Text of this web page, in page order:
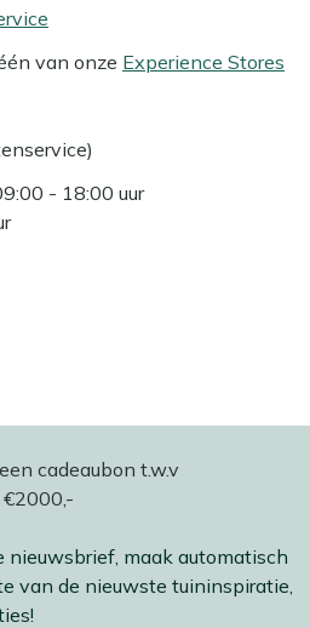
van onze Experience Stores
- 18:00 uur
nieuwsbrief, maak automatisch
van de nieuwste tuininspiratie,